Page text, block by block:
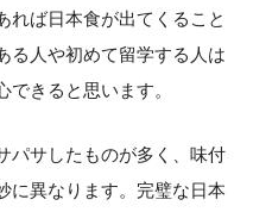
れば日本食が出てくること
る人や初めて留学する人は
きると思います。
パサしたものが多く、味付
に異なります。完璧な日本